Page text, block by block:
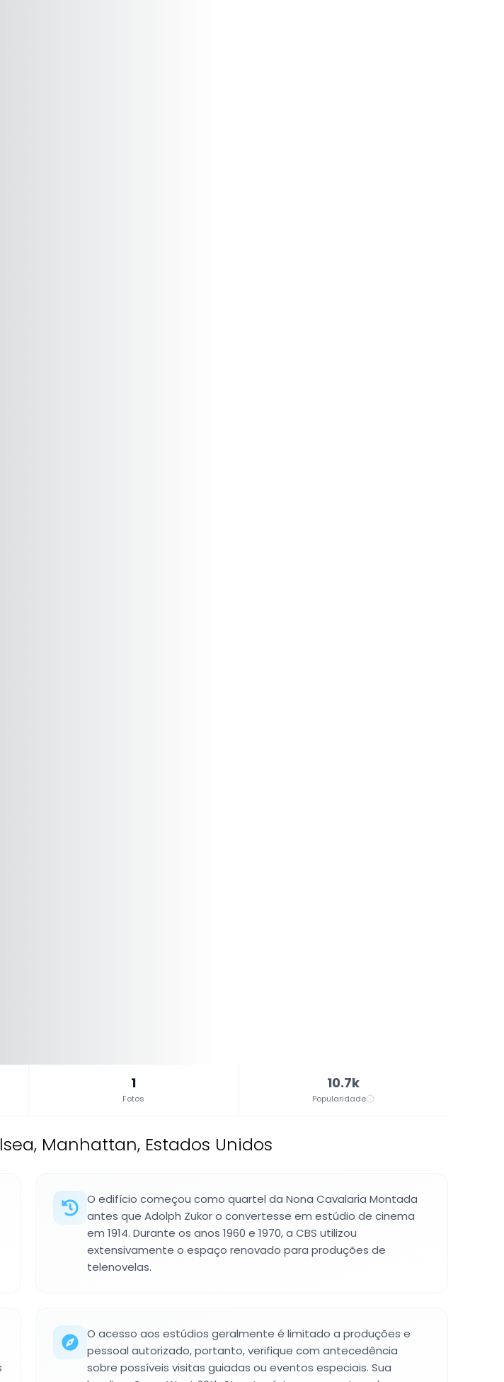
1
Fotos
10.7k
Popularidade
Manhattan, Estados Unidos
O edifício começou como quartel da Nona Cavalaria Montada
antes que Adolph Zukor o convertesse em estúdio de cinema
em 1914. Durante os anos 1960 e 1970, a CBS utilizou
extensivamente o espaço renovado para produções de
telenovelas.
O acesso aos estúdios geralmente é limitado a produções e
pessoal autorizado, portanto, verifique com antecedência
sobre possíveis visitas guiadas ou eventos especiais. Sua